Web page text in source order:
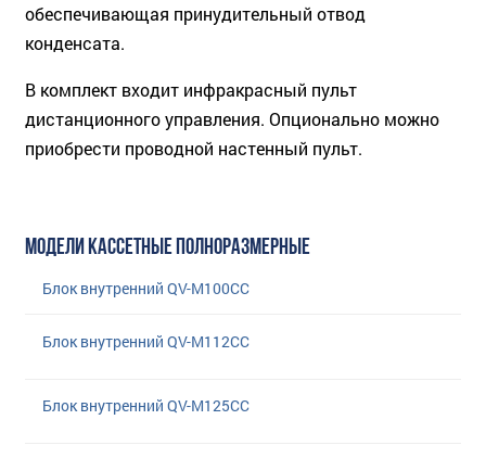
обеспечивающая принудительный отвод
конденсата.
В комплект входит инфракрасный пульт
дистанционного управления. Опционально можно
приобре­сти проводной настенный пульт.
МОДЕЛИ КАССЕТНЫЕ ПОЛНОРАЗМЕРНЫЕ
Блок внутренний QV-M100CC
Блок внутренний QV-M112CC
Блок внутренний QV-M125CC